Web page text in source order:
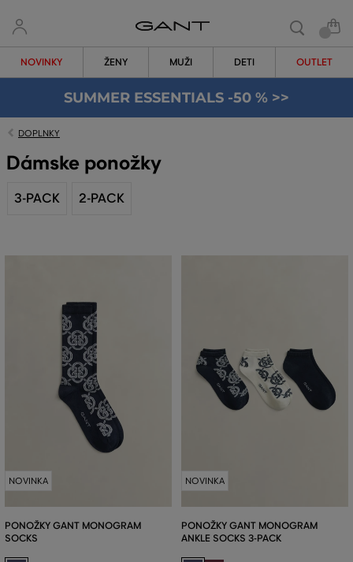
NOVINKY ŽENY MUŽI DETI OUTLET
SUMMER ESSENTIALS -50 % >>
DOPLNKY
Dámske ponožky
3-PACK 2-PACK
NOVINKA
PONOŽKY GANT MONOGRAM
SOCKS
NOVINKA
PONOŽKY GANT MONOGRAM
ANKLE SOCKS 3-PACK